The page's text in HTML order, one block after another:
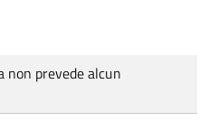
non prevede alcun